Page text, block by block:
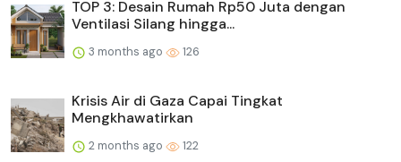
TOP 3: Desain Rumah Rp50 Juta dengan
Ventilasi Silang hingga...
3 months ago 126
Krisis Air di Gaza Capai Tingkat
Mengkhawatirkan
2 months ago 122